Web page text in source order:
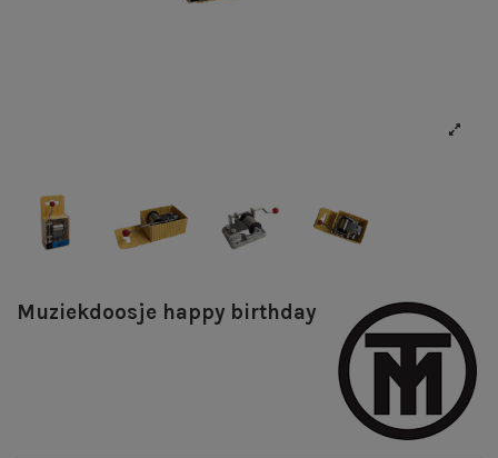
Muziekdoosje happy birthday